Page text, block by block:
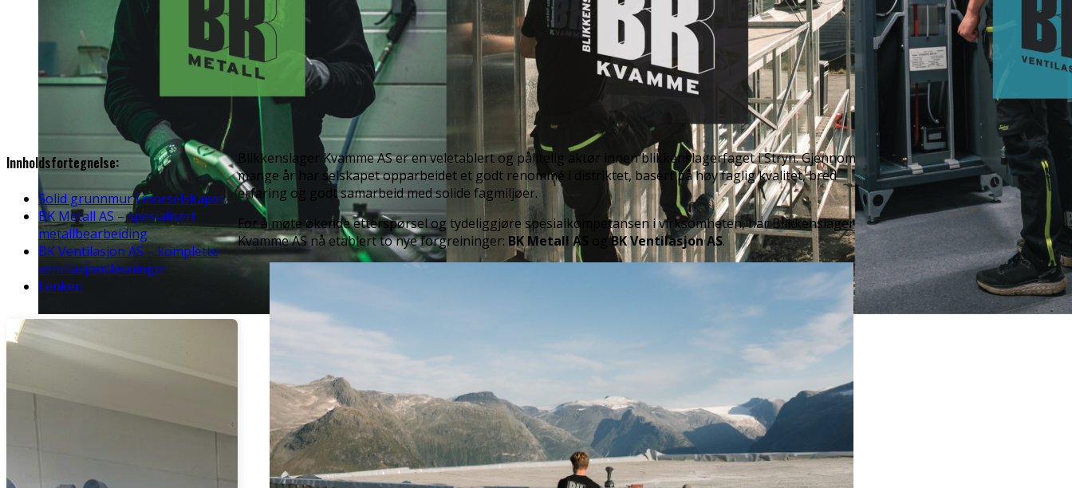
Innholdsfortegnelse:
Solid grunnmur i morselskapet
BK Metall AS – spesialisert
metallbearbeiding
BK Ventilasjon AS – komplette
ventilasjonsløsninger
Lenker:
Blikkenslager Kvamme AS er en veletablert og pålitelig aktør innen blikkenslagerfaget i Stryn. Gjennom
mange år har selskapet opparbeidet et godt renommé i distriktet, basert på høy faglig kvalitet, bred
erfaring og godt samarbeid med solide fagmiljøer.
For å møte økende etterspørsel og tydeliggjøre spesialkompetansen i virksomheten, har Blikkenslager
Kvamme AS nå etablert to nye forgreininger: BK Metall AS ogBK Ventilasjon AS.